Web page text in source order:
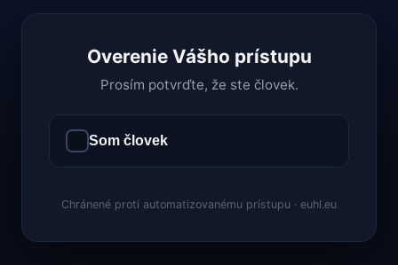
Overenie Vášho prístupu
Prosím potvrďte, že ste človek.
Som človek
Chránené proti automatizovanému prístupu · euhl.eu